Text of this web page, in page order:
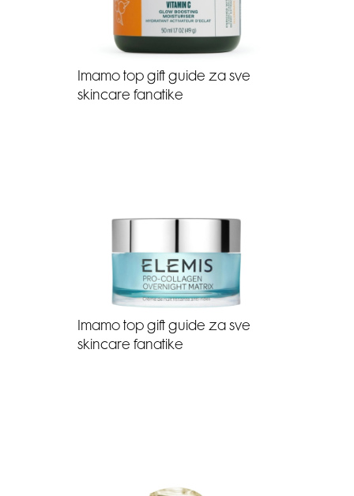
Imamo top gift guide za sve
skincare fanatike
Imamo top gift guide za sve
skincare fanatike